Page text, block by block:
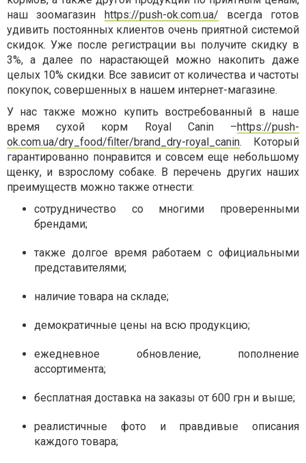
наш зоомагазин
https://push-ok.com.ua/ всегда готов
удивить постоянных клиентов очень приятной системой
скидок. Уже после регистрации вы получите скидку в
3%, а далее по нарастающей можно накопить даже
целых 10% скидки. Все зависит от количества и частоты
покупок, совершенных в нашем интернет-магазине.
У нас также можно купить востребованный в наше
время сухой корм Royal Canin –https://push-
ok.com.ua/dry_food/filter/brand_dry-royal_canin. Который
гарантированно понравится и совсем еще небольшому
щенку, и взрослому собаке. В перечень других наших
преимуществ можно также отнести:
сотрудничество со многими проверенными
брендами;
также долгое время работаем с официальными
представителями;
наличие товара на складе;
демократичные цены на всю продукцию;
ежедневное обновление, пополнение
ассортимента;
бесплатная доставка на заказы от 600 грн и выше;
реалистичные фото и правдивые описания
каждого товара;